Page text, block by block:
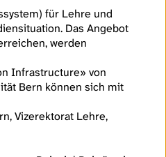
für Lehre und
Das Angebot
werden
Infrastructure» von
Bern können sich mit
Vizerektorat Lehre,